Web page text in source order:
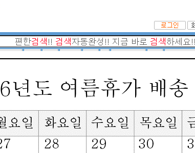
케이블찾기 테스트중 멀티탭찾기
인터넷 공유기찾기
KVM 스위치찾기 허브(HUB)찾기
메인화면
모니터(RGB) 젠더
A/V Y형 케이블 타입